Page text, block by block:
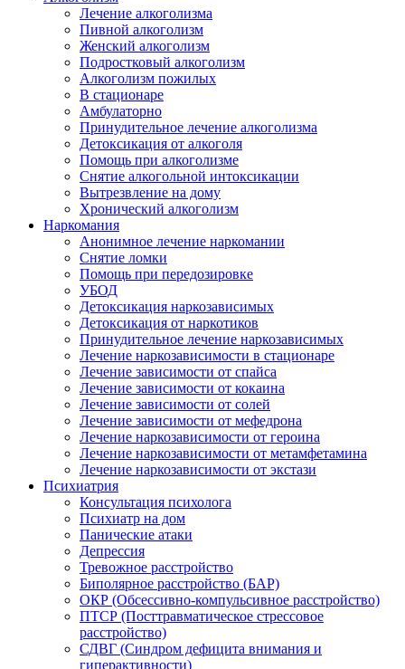
Лечение алкоголизма
Пивной алкоголизм
Женский алкоголизм
Подростковый алкоголизм
Алкоголизм пожилых
В стационаре
Амбулаторно
Принудительное лечение алкоголизма
Детоксикация от алкоголя
Помощь при алкоголизме
Снятие алкогольной интоксикации
Вытрезвление на дому
Хронический алкоголизм
Наркомания
Анонимное лечение наркомании
Снятие ломки
Помощь при передозировке
УБОД
Детоксикация наркозависимых
Детоксикация от наркотиков
Принудительное лечение наркозависимых
Лечение наркозависимости в стационаре
Лечение зависимости от спайса
Лечение зависимости от кокаина
Лечение зависимости от солей
Лечение зависимости от мефедрона
Лечение наркозависимости от героина
Лечение наркозависимости от метамфетамина
Лечение наркозависимости от экстази
Психиатрия
Консультация психолога
Психиатр на дом
Панические атаки
Депрессия
Тревожное расстройство
Биполярное расстройство (БАР)
ОКР (Обсессивно-компульсивное расстройство)
ПТСР (Посттравматическое стрессовое
расстройство)
СДВГ (Синдром дефицита внимания и
гиперактивности)